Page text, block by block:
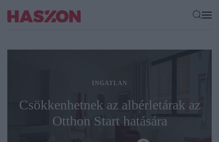
INGATLAN
Csökkenhetnek az albérletárak az
Otthon Start hatására